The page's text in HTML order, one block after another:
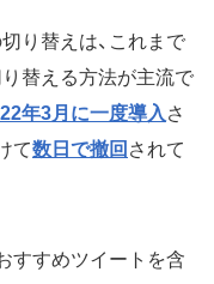
り替えは、これまで
替える方法が主流で
年3月に一度導入 さ
て数日で撤回 されて
すすめツイートを含